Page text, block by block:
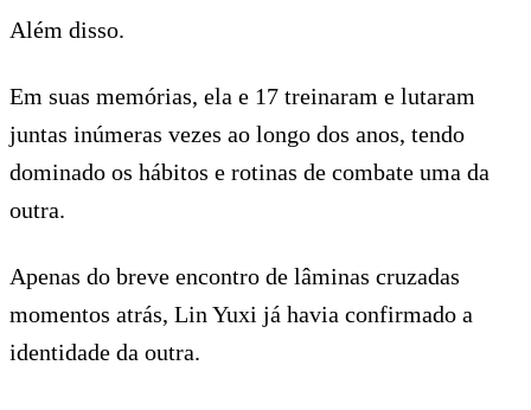
Além disso.
Em suas memórias, ela e 17 treinaram e lutaram
juntas inúmeras vezes ao longo dos anos, tendo
dominado os hábitos e rotinas de combate uma da
outra.
Apenas do breve encontro de lâminas cruzadas
momentos atrás, Lin Yuxi já havia confirmado a
identidade da outra.